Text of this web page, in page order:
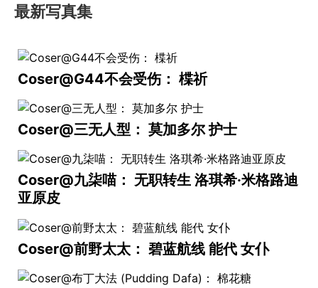
最新写真集
Coser@G44不会受伤： 楪祈
Coser@三无人型： 莫加多尔 护士
Coser@九柒喵： 无职转生 洛琪希·米格路迪
亚原皮
Coser@前野太太： 碧蓝航线 能代 女仆